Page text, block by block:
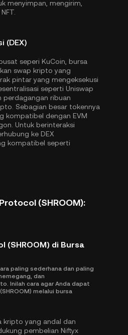
menyimpan, mengirim,
(DEX)
seperi KuCoin, bursa
swap kripto yang
pintar yang mengeksekusi
seperti Uniswap
perdagangan ribuan
Sebagian besar tokennya
kompatibel dengan EVM
. Untuk berinteraksi
ke DEX
kompatibel seperti
(SHROOM):
(SHROOM) di Bursa
paling sederhana dan paling
dan
Inilah cara agar Anda dapat
melalui bursa
kripto yang andal dan
pembelian Niftyx